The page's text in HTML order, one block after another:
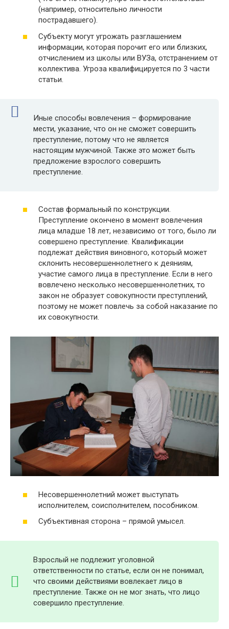
(например, относительно личности
пострадавшего).
Субъекту могут угрожать разглашением
информации, которая порочит его или близких,
отчислением из школы или ВУЗа, отстранением от
коллектива. Угроза квалифицируется по 3 части
статьи.
Иные способы вовлечения – формирование
мести, указание, что он не сможет совершить
преступление, потому что не является
настоящим мужчиной. Также это может быть
предложение взрослого совершить
преступление.
Состав формальный по конструкции.
Преступление окончено в момент вовлечения
лица младше 18 лет, независимо от того, было ли
совершено преступление. Квалификации
подлежат действия виновного, который может
склонить несовершеннолетнего к деяниям,
участие самого лица в преступление. Если в него
вовлечено несколько несовершеннолетних, то
закон не образует совокупности преступлений,
поэтому не может повлечь за собой наказание по
их совокупности.
Несовершеннолетний может выступать
исполнителем, соисполнителем, пособником.
Субъективная сторона – прямой умысел.
Взрослый не подлежит уголовной
ответственности по статье, если он не понимал,
что своими действиями вовлекает лицо в
преступление. Также он не мог знать, что лицо
совершило преступление.